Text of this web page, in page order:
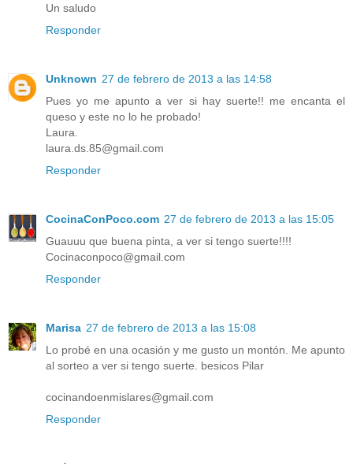
Un saludo
Responder
Unknown 27 de febrero de 2013 a las 14:58
Pues yo me apunto a ver si hay suerte!! me encanta el
queso y este no lo he probado!
Laura.
laura.ds.85@gmail.com
Responder
CocinaConPoco.com 27 de febrero de 2013 a las 15:05
Guauuu que buena pinta, a ver si tengo suerte!!!!
Cocinaconpoco@gmail.com
Responder
Marisa 27 de febrero de 2013 a las 15:08
Lo probé en una ocasión y me gusto un montón. Me apunto
al sorteo a ver si tengo suerte. besicos Pilar
cocinandoenmislares@gmail.com
Responder